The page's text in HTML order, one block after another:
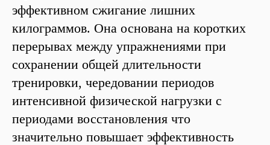
эффективном сжигание лишних
килограммов. Она основана на коротких
перерывах между упражнениями при
сохранении общей длительности
тренировки, чередовании периодов
интенсивной физической нагрузки с
периодами восстановления что
значительно повышает эффективность